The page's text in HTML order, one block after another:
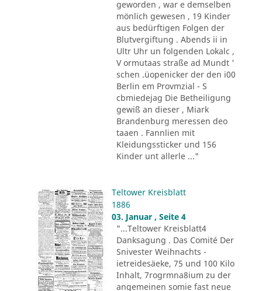
geworden , war e demselben
mönlich gewesen , 19 Kinder
aus bedürftigen Folgen der
Blutvergiftung . Abends ii in
Ultr Uhr un folgenden Lokalc ,
V ormutaas straße ad Mundt '
schen .üopenicker der den i00
Berlin em Provmzial - S
cbmiedejag Die Betheiligung
gewiß an dieser , Miark
Brandenburg meressen deo
taaen . Fannlien mit
Kleidungssticker und 156
Kinder unt allerle ..."
Teltower Kreisblatt
1886
03. Januar , Seite 4
"...Teltower Kreisblatt4
Danksagung . Das Comité Der
Snivester Weihnachts -
ietreidesäeke, 75 und 100 Kilo
Inhalt, 7rogrmna8ium zu der
angemeinen somie fast neue